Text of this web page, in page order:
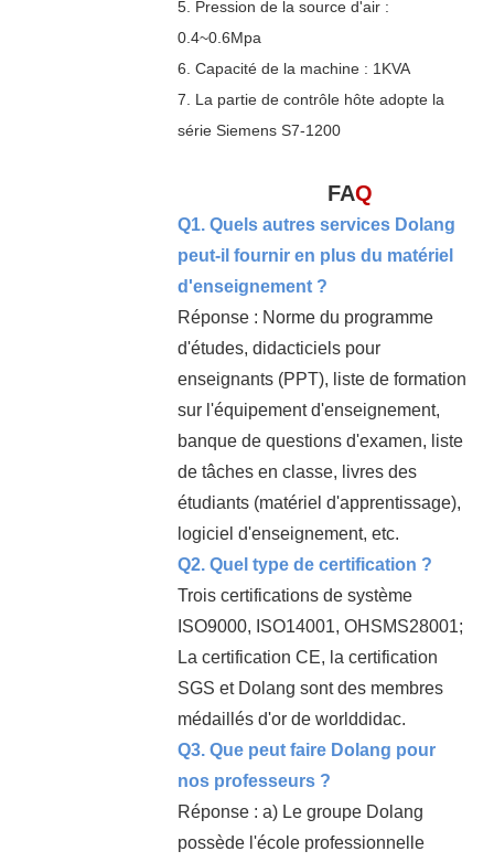
5. Pression de la source d'air :
0.4~0.6Mpa
6. Capacité de la machine : 1KVA
7. La partie de contrôle hôte adopte la
série Siemens S7-1200
FAQ
Q1. Quels autres services Dolang
peut-il fournir en plus du matériel
d'enseignement ?
Réponse : Norme du programme
d'études, didacticiels pour
enseignants (PPT), liste de formation
sur l'équipement d'enseignement,
banque de questions d'examen, liste
de tâches en classe, livres des
étudiants (matériel d'apprentissage),
logiciel d'enseignement, etc.
Q2. Quel type de certification ?
Trois certifications de système
ISO9000, ISO14001, OHSMS28001;
La certification CE, la certification
SGS et Dolang sont des membres
médaillés d'or de worlddidac.
Q3. Que peut faire Dolang pour
nos professeurs ?
Réponse : a) Le groupe Dolang
possède l'école professionnelle